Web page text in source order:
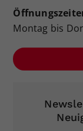
Montag bis